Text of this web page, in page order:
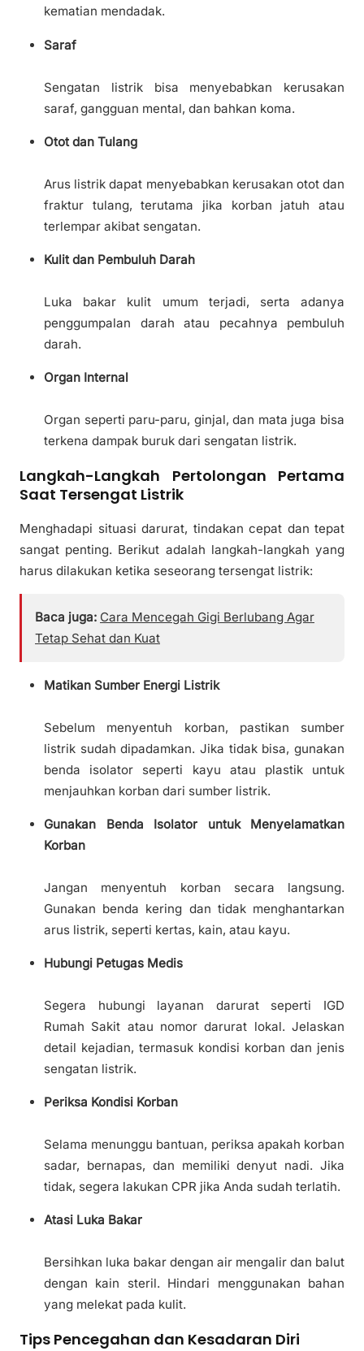
kematian mendadak.
Saraf
Sengatan listrik bisa menyebabkan kerusakan
saraf, gangguan mental, dan bahkan koma.
Otot dan Tulang
Arus listrik dapat menyebabkan kerusakan otot dan
fraktur tulang, terutama jika korban jatuh atau
terlempar akibat sengatan.
Kulit dan Pembuluh Darah
Luka bakar kulit umum terjadi, serta adanya
penggumpalan darah atau pecahnya pembuluh
darah.
Organ Internal
Organ seperti paru-paru, ginjal, dan mata juga bisa
terkena dampak buruk dari sengatan listrik.
Langkah-Langkah Pertolongan Pertama
Saat Tersengat Listrik
Menghadapi situasi darurat, tindakan cepat dan tepat
sangat penting. Berikut adalah langkah-langkah yang
harus dilakukan ketika seseorang tersengat listrik:
Baca juga: Cara Mencegah Gigi Berlubang Agar
Tetap Sehat dan Kuat
Matikan Sumber Energi Listrik
Sebelum menyentuh korban, pastikan sumber
listrik sudah dipadamkan. Jika tidak bisa, gunakan
benda isolator seperti kayu atau plastik untuk
menjauhkan korban dari sumber listrik.
Gunakan Benda Isolator untuk Menyelamatkan
Korban
Jangan menyentuh korban secara langsung.
Gunakan benda kering dan tidak menghantarkan
arus listrik, seperti kertas, kain, atau kayu.
Hubungi Petugas Medis
Segera hubungi layanan darurat seperti IGD
Rumah Sakit atau nomor darurat lokal. Jelaskan
detail kejadian, termasuk kondisi korban dan jenis
sengatan listrik.
Periksa Kondisi Korban
Selama menunggu bantuan, periksa apakah korban
sadar, bernapas, dan memiliki denyut nadi. Jika
tidak, segera lakukan CPR jika Anda sudah terlatih.
Atasi Luka Bakar
Bersihkan luka bakar dengan air mengalir dan balut
dengan kain steril. Hindari menggunakan bahan
yang melekat pada kulit.
Tips Pencegahan dan Kesadaran Diri